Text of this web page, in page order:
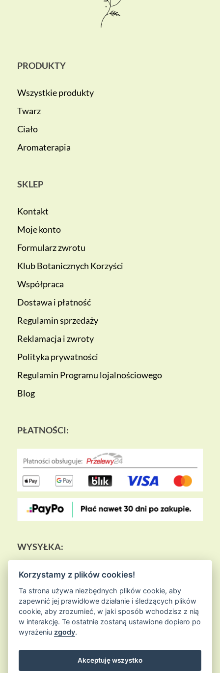
PRODUKTY
Wszystkie produkty
Twarz
Ciało
Aromaterapia
SKLEP
Kontakt
Moje konto
Formularz zwrotu
Klub Botanicznych Korzyści
Współpraca
Dostawa i płatność
Regulamin sprzedaży
Reklamacja i zwroty
Polityka prywatności
Regulamin Programu lojalnościowego
Blog
PŁATNOŚCI:
WYSYŁKA:
Korzystamy z plików cookies!
Ta strona używa niezbędnych plików cookie, aby
zapewnić jej prawidłowe działanie i śledzących plików
cookie, aby zrozumieć, w jaki sposób wchodzisz z nią
w interakcję. Te ostatnie zostaną ustawione dopiero po
wyrażeniu zgody.
Akceptuję wszystko